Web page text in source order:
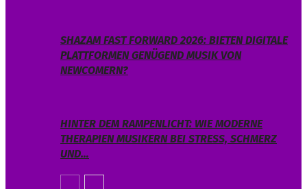
SHAZAM FAST FORWARD 2026: BIETEN DIGITALE
PLATTFORMEN GENÜGEND MUSIK VON
NEWCOMERN?
HINTER DEM RAMPENLICHT: WIE MODERNE
THERAPIEN MUSIKERN BEI STRESS, SCHMERZ
UND…